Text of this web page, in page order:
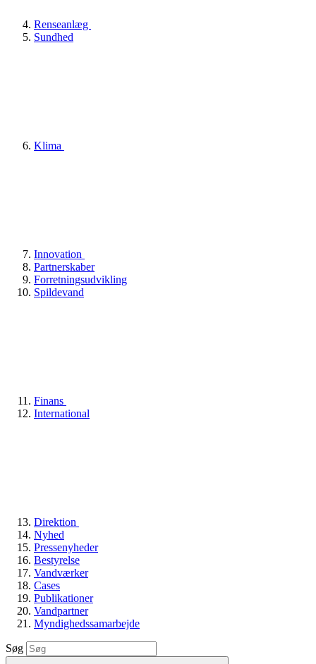
Renseanlæg
Sundhed
Klima
Innovation
Partnerskaber
Forretningsudvikling
Spildevand
Finans
International
Direktion
Nyhed
Pressenyheder
Bestyrelse
Vandværker
Cases
Publikationer
Vandpartner
Myndighedssamarbejde
Søg